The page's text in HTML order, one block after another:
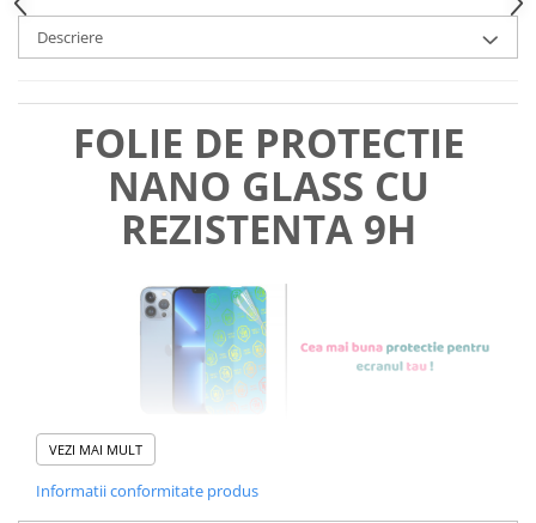
Descriere
FOLIE DE PROTECTIE
NANO GLASS CU
REZISTENTA 9H
VEZI MAI MULT
Informatii conformitate produs